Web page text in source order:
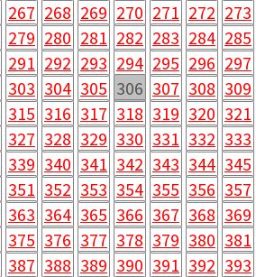
267 268 269 270 271 272 273
279 280 281 282 283 284 285
291 292 293 294 295 296 297
303 304 305 306 307 308 309
315 316 317 318 319 320 321
327 328 329 330 331 332 333
339 340 341 342 343 344 345
351 352 353 354 355 356 357
363 364 365 366 367 368 369
375 376 377 378 379 380 381
387 388 389 390 391 392 393